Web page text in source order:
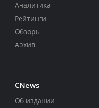
Аналитика
Рейтинги
Обзоры
Архив
CNews
Об издании